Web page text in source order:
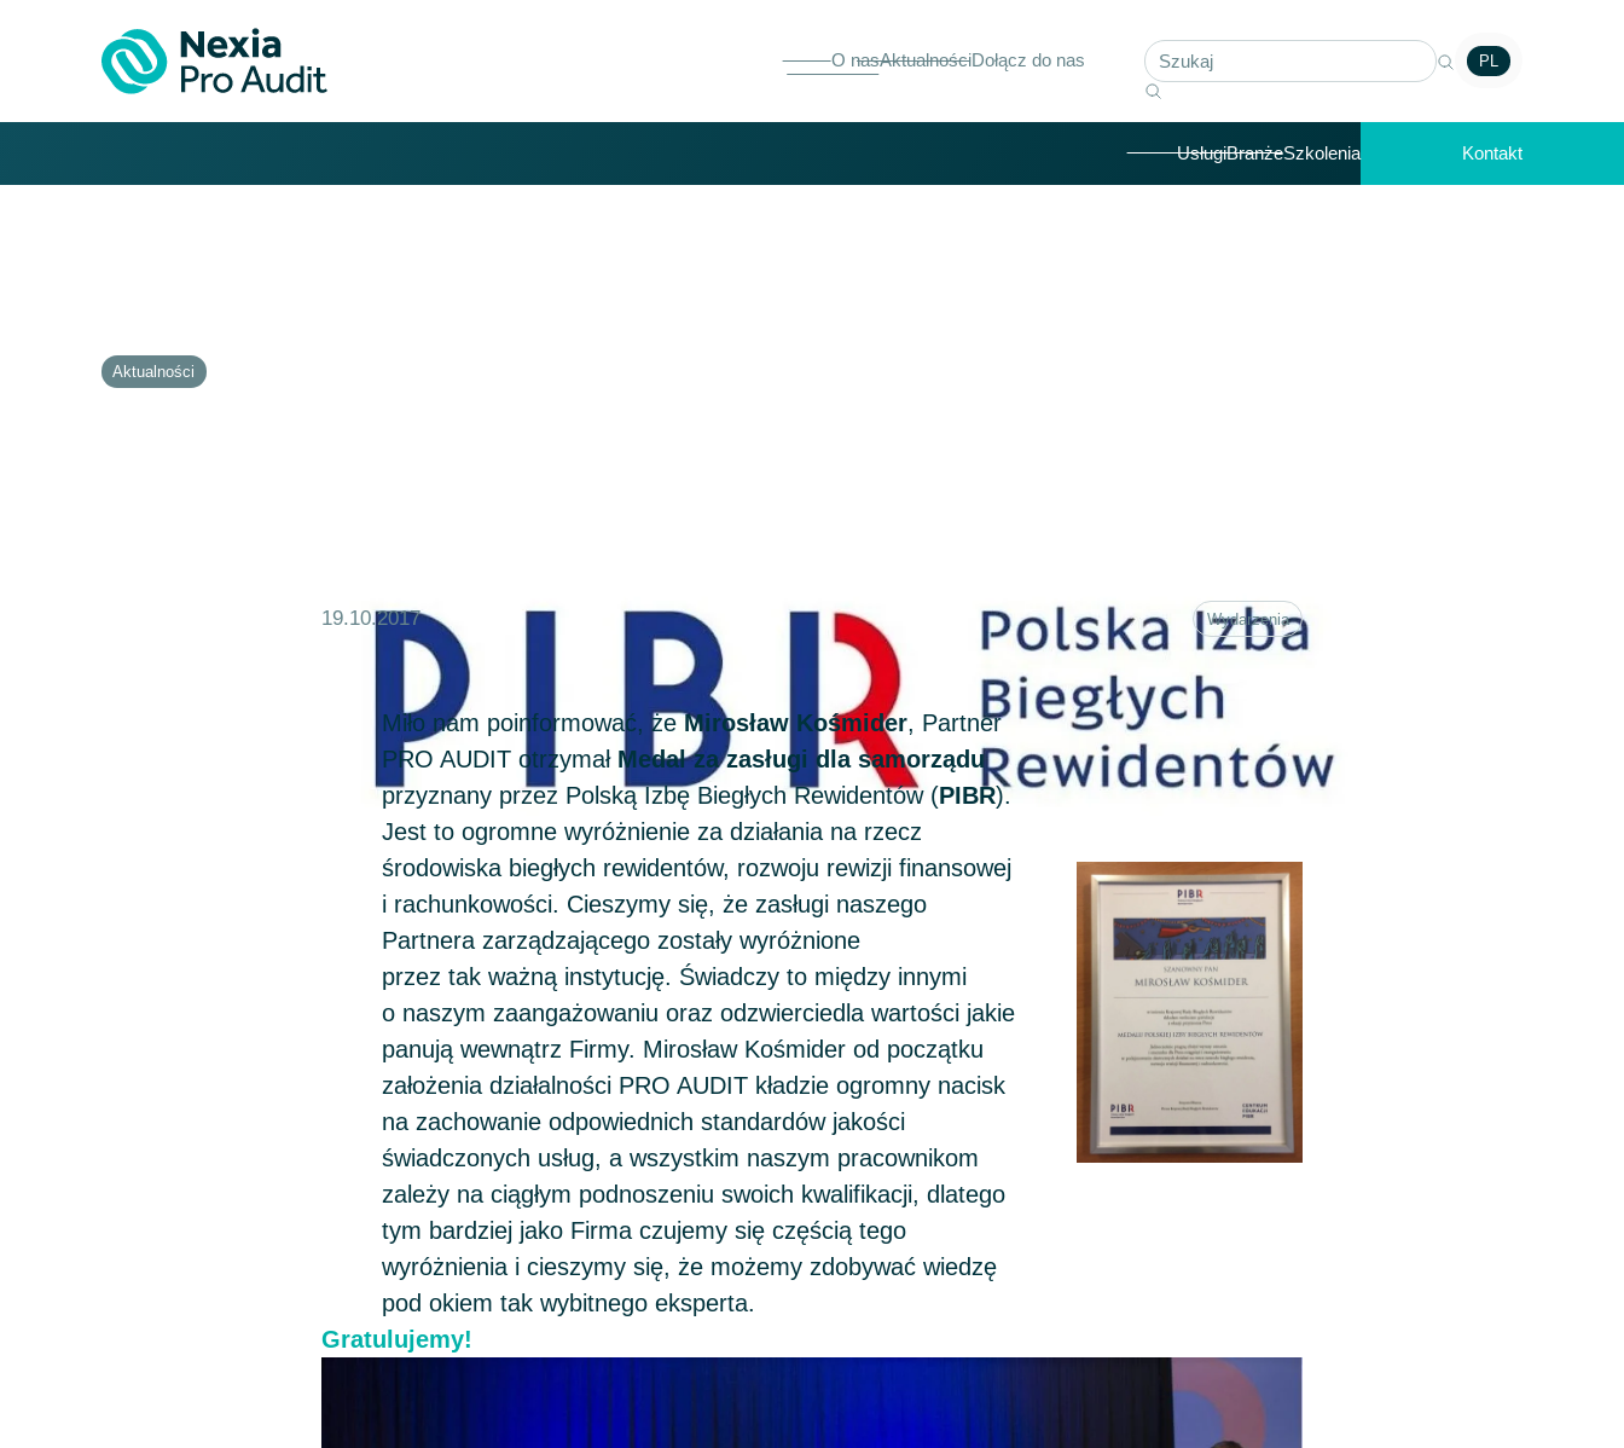
O nasAktualnościDołącz do nas PL
UsługiBranżeSzkolenia Kontakt
Aktualności
19.10.2017 Wydarzenia
Miło nam poinformować, żeMirosław Kośmider, Partner
PRO AUDIT otrzymał Medal za zasługi dla samorządu
przyznany przez Polską Izbę Biegłych Rewidentów (PIBR).
Jest to ogromne wyróżnienie za działania na rzecz
środowiska biegłych rewidentów, rozwoju rewizji finansowej
i rachunkowości. Cieszymy się, że zasługi naszego
Partnera zarządzającego zostały wyróżnione
przez tak ważną instytucję. Świadczy to między innymi
o naszym zaangażowaniu oraz odzwierciedla wartości jakie
panują wewnątrz Firmy. Mirosław Kośmider od początku
założenia działalności PRO AUDIT kładzie ogromny nacisk
na zachowanie odpowiednich standardów jakości
świadczonych usług, a wszystkim naszym pracownikom
zależy na ciągłym podnoszeniu swoich kwalifikacji, dlatego
tym bardziej jako Firma czujemy się częścią tego
wyróżnienia i cieszymy się, że możemy zdobywać wiedzę
pod okiem tak wybitnego eksperta.
Gratulujemy!